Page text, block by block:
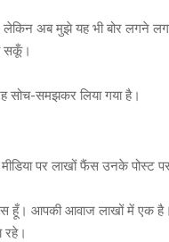
लेकिन अब मुझे यह भी बोर लगने
सकूँ।
सोच-समझकर लिया गया है।
पर लाखों फैंस उनके पोस्ट
हूँ। आपकी आवाज लाखों में एक
रहे।